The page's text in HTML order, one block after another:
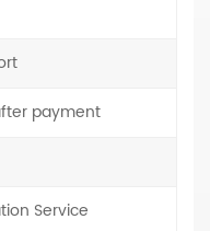
payment
Service